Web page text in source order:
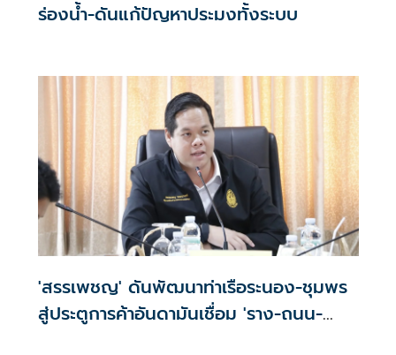
ร่องน้ำ-ดันแก้ปัญหาประมงทั้งระบบ
'สรรเพชญ' ดันพัฒนาท่าเรือระนอง-ชุมพร
สู่ประตูการค้าอันดามันเชื่อม 'ราง-ถนน-